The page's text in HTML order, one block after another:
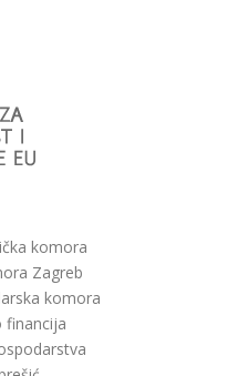
komora
Zagreb
komora
financija